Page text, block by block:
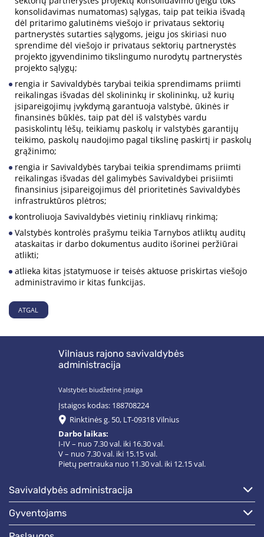
konsolidavimas numatomas) sąlygas, taip pat teikia išvadą
dėl pritarimo galutinėms viešojo ir privataus sektorių
partnerystės sutarties sąlygoms, jeigu jos skiriasi nuo
sprendime dėl viešojo ir privataus sektorių partnerystės
projekto įgyvendinimo tikslingumo nurodytų partnerystės
projekto sąlygų;
rengia ir Savivaldybės tarybai teikia sprendimams priimti
reikalingas išvadas dėl skolininkų ir skolininkų, už kurių
įsipareigojimų įvykdymą garantuoja valstybė, ūkinės ir
finansinės būklės, taip pat dėl iš valstybės vardu
pasiskolintų lėšų, teikiamų paskolų ir valstybės garantijų
teikimo, paskolų naudojimo pagal tikslinę paskirtį ir paskolų
grąžinimo;
rengia ir Savivaldybės tarybai teikia sprendimams priimti
reikalingas išvadas dėl galimybės Savivaldybei prisiimti
finansinius įsipareigojimus dėl prioritetinės Savivaldybės
infrastruktūros plėtros;
kontroliuoja Savivaldybės vietinių rinkliavų rinkimą;
Valstybės kontrolės prašymu teikia Tarnybos atliktų auditų
ataskaitas ir darbo dokumentus audito išorinei peržiūrai
atlikti;
atlieka kitas įstatymuose ir teisės aktuose priskirtas viešojo
administravimo ir kitas funkcijas.
ATGAL
Vilniaus rajono savivaldybės
administracija
Valstybės biudžetinė įstaiga
Įstaigos kodas: 188708224
Rinktinės g. 50, LT-09318 Vilnius
Darbo laikas:
I-IV – nuo 7.30 val. iki 16.30 val.
V – nuo 7.30 val. iki 15.15 val.
Pietų pertrauka nuo 11.30 val. iki 12.15 val.
savivaldybės administracija
gyventojams